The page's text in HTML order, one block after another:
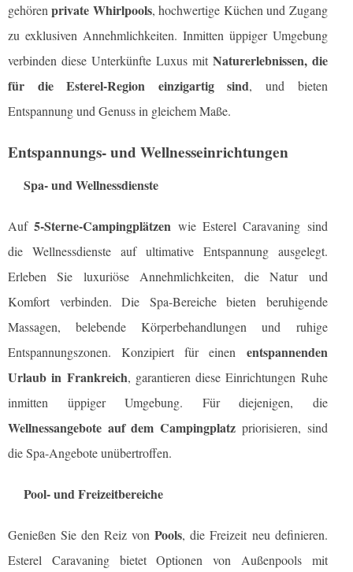
gehörenprivate Whirlpools, hochwertige Küchen und Zugang
zu exklusiven Annehmlichkeiten. Inmitten üppiger Umgebung
verbinden diese Unterkünfte Luxus mit Naturerlebnissen, die
für die Esterel-Region einzigartig sind, und bieten
Entspannung und Genuss in gleichem Maße.
Entspannungs- und Wellnesseinrichtungen
Spa- und Wellnessdienste
Auf5-Sterne-Campingplätzen wie Esterel Caravaning sind
die Wellnessdienste auf ultimative Entspannung ausgelegt.
Erleben Sie luxuriöse Annehmlichkeiten, die Natur und
Komfort verbinden. Die Spa-Bereiche bieten beruhigende
Massagen, belebende Körperbehandlungen und ruhige
Entspannungszonen. Konzipiert für einen entspannenden
Urlaub in Frankreich, garantieren diese Einrichtungen Ruhe
inmitten üppiger Umgebung. Für diejenigen, die
Wellnessangebote auf dem Campingplatz priorisieren, sind
die Spa-Angebote unübertroffen.
Pool- und Freizeitbereiche
Genießen Sie den Reiz vonPools, die Freizeit neu definieren.
Esterel Caravaning bietet Optionen von Außenpools mit